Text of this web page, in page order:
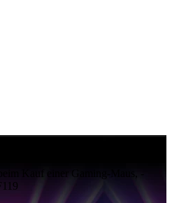
Kauf einer Gaming-Maus, -